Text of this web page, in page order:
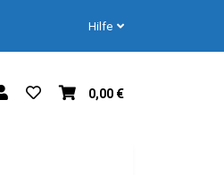
Hilfe
0,00 €